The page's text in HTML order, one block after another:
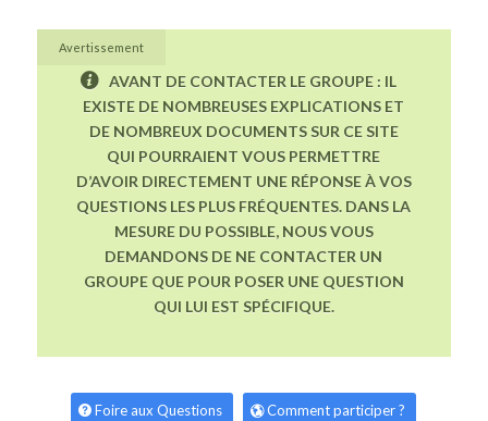
Avertissement
AVANT DE CONTACTER LE GROUPE : IL
EXISTE DE NOMBREUSES EXPLICATIONS ET
DE NOMBREUX DOCUMENTS SUR CE SITE
QUI POURRAIENT VOUS PERMETTRE
D’AVOIR DIRECTEMENT UNE RÉPONSE À VOS
QUESTIONS LES PLUS FRÉQUENTES. DANS LA
MESURE DU POSSIBLE, NOUS VOUS
DEMANDONS DE NE CONTACTER UN
GROUPE QUE POUR POSER UNE QUESTION
QUI LUI EST SPÉCIFIQUE.
Foire aux Questions Comment participer ?